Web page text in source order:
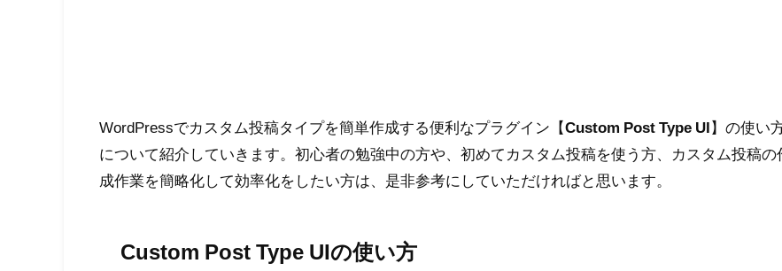
WordPressでカスタム投稿タイプを簡単作成する便利なプラグイン【Custom Post Type UI 】の使い
について紹介していきます。初心者の勉強中の方や、初めてカスタム投稿を使う方、カスタム投稿の
成作業を簡略化して効率化をしたい方は、是非参考にしていただければと思います。
Custom Post Type UIの使い方